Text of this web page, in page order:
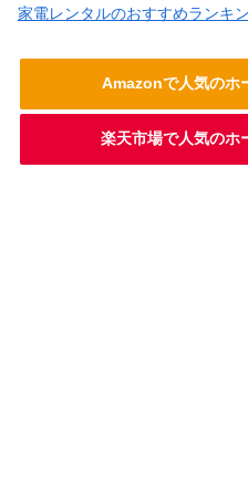
家電レンタルのおすすめランキ
Amazonで人気のホ
楽天市場で人気のホ